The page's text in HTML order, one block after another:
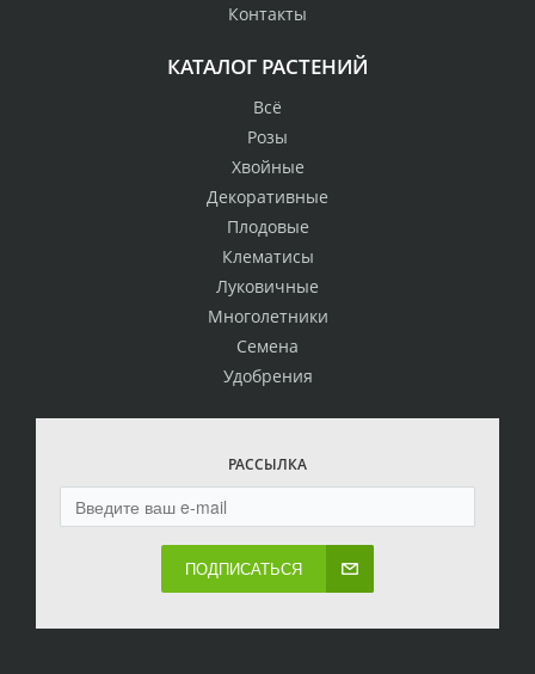
Контакты
КАТАЛОГ РАСТЕНИЙ
Всё
Розы
Хвойные
Декоративные
Плодовые
Клематисы
Луковичные
Многолетники
Семена
Удобрения
РАССЫЛКА
ПОДПИСАТЬСЯ